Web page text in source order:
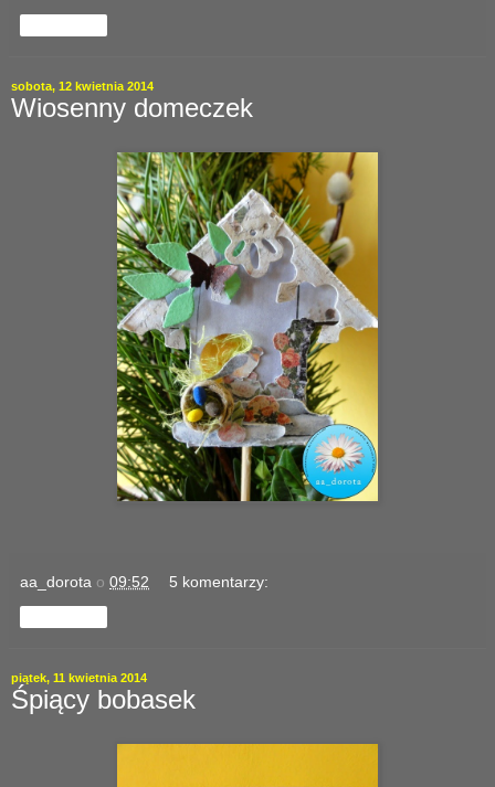
sobota, 12 kwietnia 2014
Wiosenny domeczek
aa_dorota o 09:52 5 komentarzy:
piątek, 11 kwietnia 2014
Śpiący bobasek